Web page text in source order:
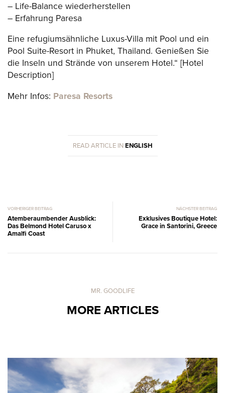
– Life-Balance wiederherstellen
– Erfahrung Paresa
Eine refugiumsähnliche Luxus-Villa mit Pool und ein
Pool Suite-Resort in Phuket, Thailand. Genießen Sie
die Inseln und Strände von unserem Hotel.“ [Hotel
Description]
Mehr Infos: Paresa Resorts
READ ARTICLE IN ENGLISH
VORHERIGER BEITRAG
Atemberaumbender Ausblick:
Das Belmond Hotel Caruso x
Amalfi Coast
NÄCHSTER BEITRAG
Exklusives Boutique Hotel:
Grace in Santorini, Greece
MR. GOODLIFE
MORE ARTICLES